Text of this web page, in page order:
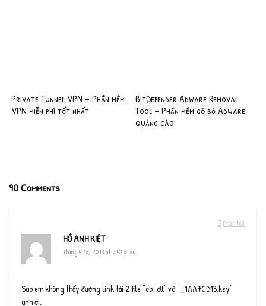
Private Tunnel VPN – Phần mềm
VPN miễn phí tốt nhất
BitDefender Adware Removal
Tool – Phần mềm gỡ bỏ Adware
quảng cáo
90 Comments
Phản hồi
HỒ ANH KIỆT
Tháng 4 16, 2013 at 5:43 chiều
Sao em không thấy đường link tải 2 file “cbi.dll” và “_1AA7CD13.key”
anh ơi.